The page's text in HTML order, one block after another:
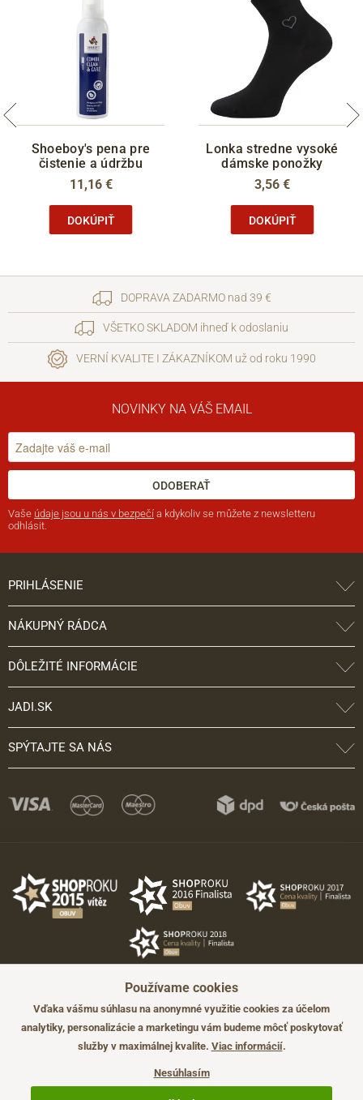
Shoeboy's pena pre
čistenie a údržbu
11,16 €
DOKÚPIŤ
Lonka stredne vysoké
dámske ponožky
3,56 €
DOKÚPIŤ
DOPRAVA ZADARMO nad 39 €
VŠETKO SKLADOM ihneď k odoslaniu
VERNÍ KVALITE I ZÁKAZNÍKOM už od roku 1990
NOVINKY NA VÁŠ EMAIL
ODOBERAŤ
Vaše údaje jsou u nás v bezpečí a kdykoliv se můžete z newsletteru
odhlásit.
PRIHLÁSENIE
NÁKUPNÝ RÁDCA
DÔLEŽITÉ INFORMÁCIE
JADI.SK
SPÝTAJTE SA NÁS
Údaje majú len informatívny charakter a môžu byť zmenené bez
Používame cookies
Vďaka vášmu súhlasu na anonymné využitie cookies za účelom
analytiky, personalizácie a marketingu vám budeme môcť poskytovať
služby v maximálnej kvalite. Viac informácií.
Nesúhlasím